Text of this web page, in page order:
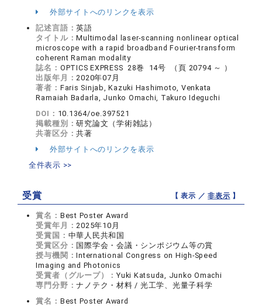
外部サイトへのリンクを表示
記述言語：英語
タイトル：Multimodal laser-scanning nonlinear optical
microscope with a rapid broadband Fourier-transform
coherent Raman modality
誌名： OPTICS EXPRESS 28巻 14号 （頁 20794 ～ ）
出版年月：2020年07月
著者： Faris Sinjab, Kazuki Hashimoto, Venkata
Ramaiah Badarla, Junko Omachi, Takuro Ideguchi
DOI： 10.1364/oe.397521
掲載種別：研究論文（学術雑誌）
共著区分：共著
外部サイトへのリンクを表示
全件表示 >>
受賞 【 表示 ／非表示 】
賞名： Best Poster Award
受賞年月：2025年10月
受賞国： 中華人民共和国
受賞区分： 国際学会・会議・シンポジウム等の賞
授与機関：International Congress on High-Speed
Imaging and Photonics
受賞者（グループ）：Yuki Katsuda, Junko Omachi
専門分野：ナノテク・材料 / 光工学、光量子科学
賞名： Best Poster Award